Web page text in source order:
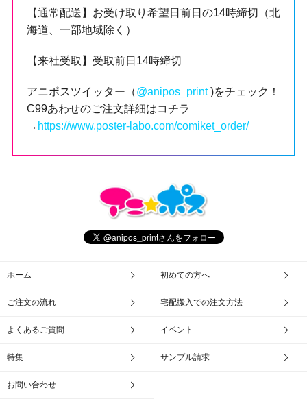
【通常配送】お受け取り希望日前日の14時締切（北
海道、一部地域除く）
【来社受取】受取前日14時締切
アニポスツイッター（@anipos_print)をチェック！
C99あわせのご注文詳細はコチラ
→ https://www.poster-labo.com/comiket_order/
ホーム 初めての方へ
ご注文の流れ 宅配搬入での注文方法
よくあるご質問 イベント
特集 サンプル請求
お問い合わせ